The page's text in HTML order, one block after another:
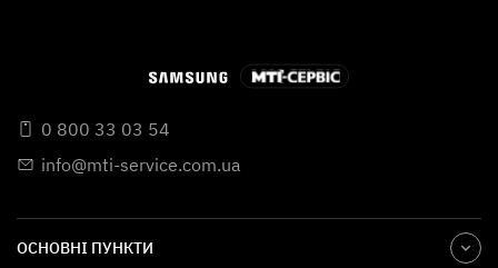
0 800 33 03 54
info@mti-service.com.ua
ОСНОВНІ ПУНКТИ